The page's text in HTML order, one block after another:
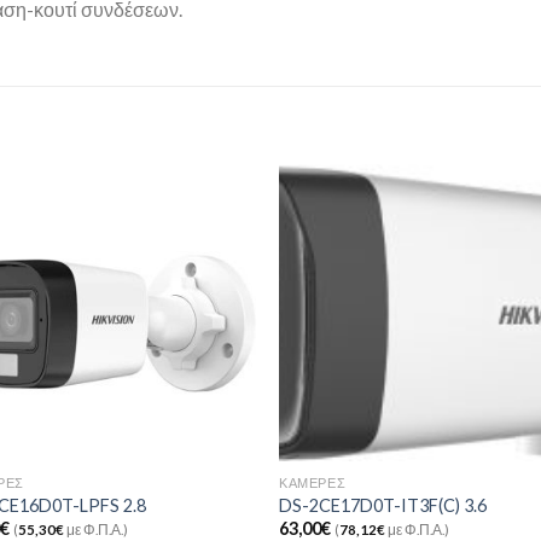
κουτί συνδέσεων.
Add to
Wishlist
LPFS 2.8
€ (55,30€με Φ.Π.Α.)
ΚΆΜΕΡΕΣ
DS-2CE17D0T-IT3F(C) 3.6
63,00€ (78,12€με Φ.Π.Α.)